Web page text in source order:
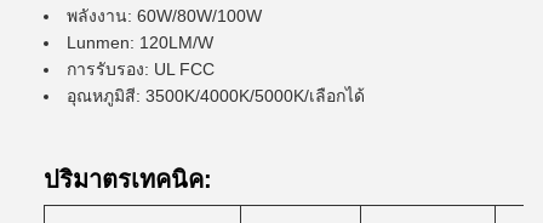
พลังงาน: 60W/80W/100W
Lunmen: 120LM/W
การรับรอง: UL FCC
อุณหภูมิสี: 3500K/4000K/5000K/เลือกได้
ปริมาตรเทคนิค: